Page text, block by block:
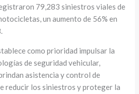
79,283 siniestros viales de
un aumento de 56% en
como prioridad impulsar la
de seguridad vehicular,
asistencia y control de
reducir los siniestros y proteger la